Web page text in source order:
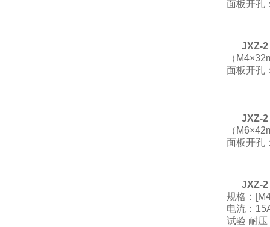
面板开孔
JXZ-2
（
面板开孔
JXZ-2
（
面板开孔
JXZ-
规格：
电流：
试验 耐